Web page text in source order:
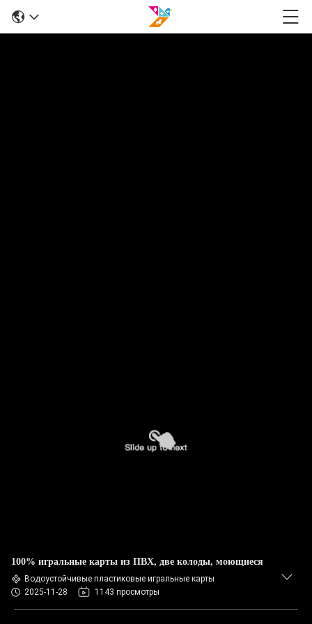
100% игральные карты из ПВХ, две колоды, моющиеся
Водоустойчивые пластиковые игральные карты
2025-11-28
1143 просмотры